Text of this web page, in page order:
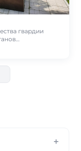
гвардии